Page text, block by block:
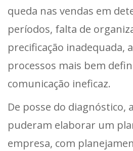
queda nas vendas em
períodos, falta de
precificação inadequada,
processos mais bem
comunicação ineficaz.
De posse do diagnóstico,
puderam elaborar um
empresa, com